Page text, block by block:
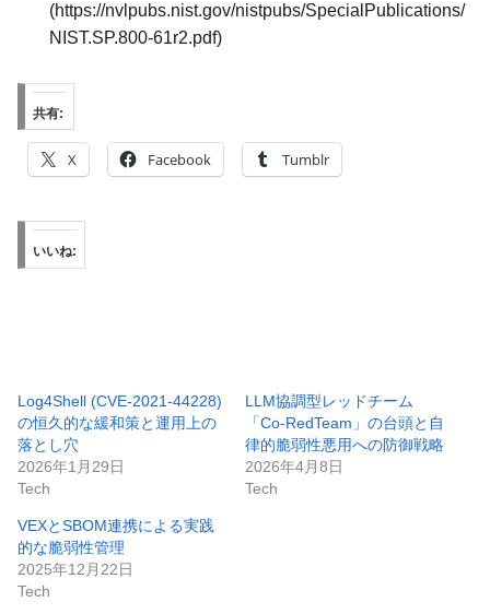
(https://nvlpubs.nist.gov/nistpubs/SpecialPublications/
NIST.SP.800-61r2.pdf)
共有:
X Facebook Tumblr
いいね:
Log4Shell (CVE-2021-44228)
の恒久的な緩和策と運用上の
落とし穴
2026年1月29日
Tech
LLM協調型レッドチーム
「Co-RedTeam」の台頭と自
律的脆弱性悪用への防御戦略
2026年4月8日
Tech
VEXとSBOM連携による実践
的な脆弱性管理
2025年12月22日
Tech